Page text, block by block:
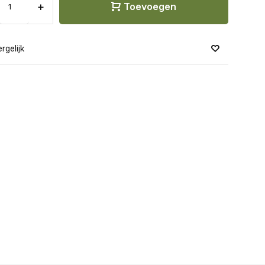
+ Toevoegen